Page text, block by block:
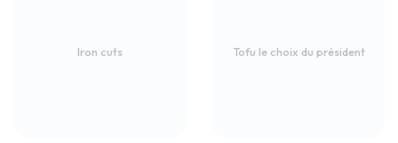
Iron cuts Tofu le choix du président